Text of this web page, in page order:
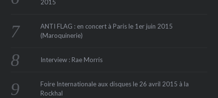
2015
ANTI FLAG : en concert à Paris le 1er juin 2015
(Maroquinerie‏)
Interview : Rae Morris
Foire Internationale aux disques le 26 avril 2015 à la
Rockhal